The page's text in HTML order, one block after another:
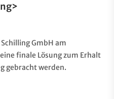
GmbH am
finale Lösung zum Erhalt
gebracht werden.